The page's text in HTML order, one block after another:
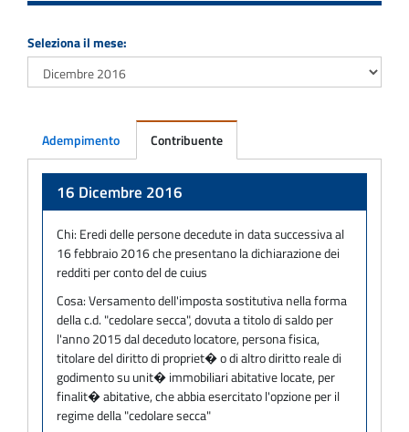
Seleziona il mese:
Adempimento Contribuente
16 Dicembre 2016
Chi: Eredi delle persone decedute in data successiva al
16 febbraio 2016 che presentano la dichiarazione dei
redditi per conto del de cuius
Cosa:Versamento dell'imposta sostitutiva nella forma
della c.d. "cedolare secca", dovuta a titolo di saldo per
l'anno 2015 dal deceduto locatore, persona fisica,
titolare del diritto di propriet� o di altro diritto reale di
godimento su unit� immobiliari abitative locate, per
finalit� abitative, che abbia esercitato l'opzione per il
regime della "cedolare secca"